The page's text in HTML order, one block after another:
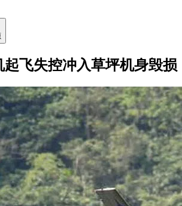
起飞失控冲入草坪机身毁损